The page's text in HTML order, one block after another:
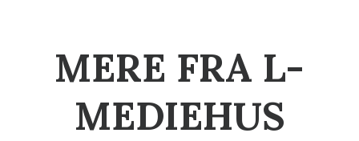
MERE FRA L-
MEDIEHUS